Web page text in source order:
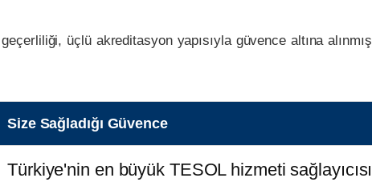
üçlü akreditasyon yapısıyla güvence altına
Size Sağladığı Güvence
Türkiye'nin en büyük TESOL hizmeti